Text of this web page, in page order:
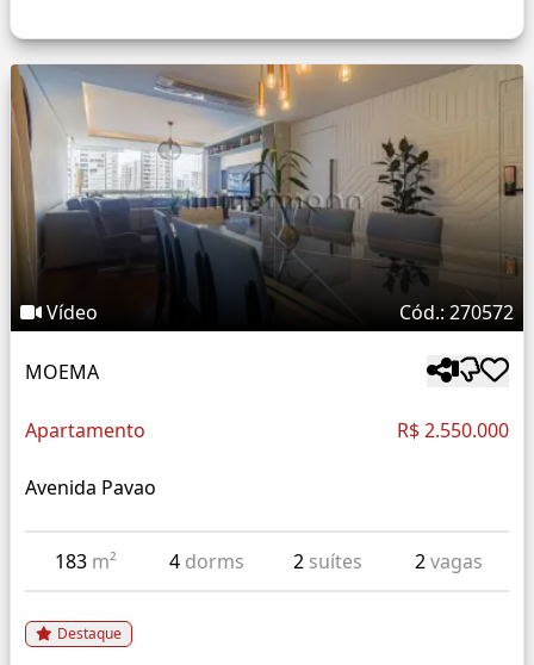
Vídeo Cód.: 270572
MOEMA
Apartamento R$ 2.550.000
Avenida Pavao
183 m² 4 dorms 2 suítes 2vagas
Destaque